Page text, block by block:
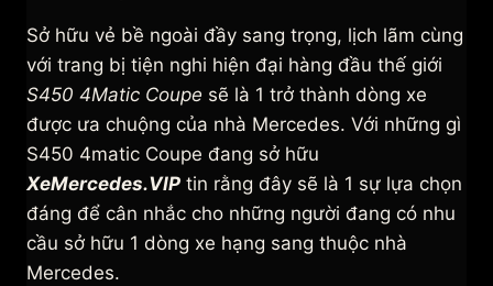
Sở hữu vẻ bề ngoài đầy sang trọng, lịch lãm cùng
với trang bị tiện nghi hiện đại hàng đầu thế giới
S450 4Matic Coupe sẽ là 1 trở thành dòng xe
được ưa chuộng của nhà Mercedes. Với những gì
S450 4matic Coupe đang sở hữu
XeMercedes.VIP tin rằng đây sẽ là 1 sự lựa chọn
đáng để cân nhắc cho những người đang có nhu
cầu sở hữu 1 dòng xe hạng sang thuộc nhà
Mercedes.